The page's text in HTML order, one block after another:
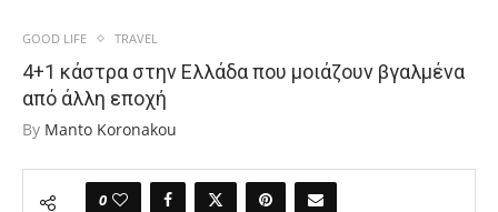
GOOD LIFE TRAVEL
4+1 κάστρα στην Ελλάδα που μοιάζουν βγαλμένα
από άλλη εποχή
By Manto Koronakou
0